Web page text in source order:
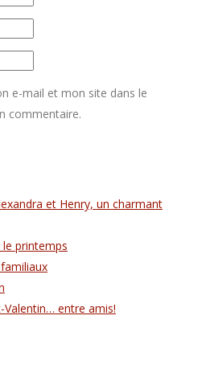
e-mail et mon site dans le
commentaire.
et Henry, un charmant
printemps
Valentin… entre amis!